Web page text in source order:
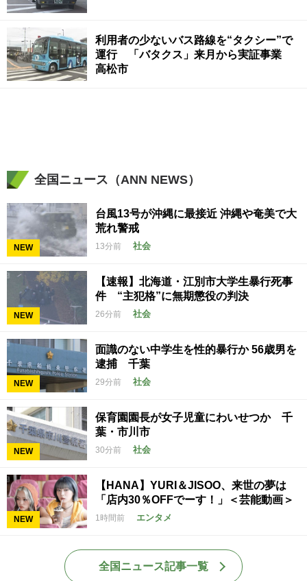
利用者の少ないバス路線を“タクシー”で
運行 「バタクス」来月から実証事業
高松市
全国ニュース（ANN NEWS）
NEW
台風13号が沖縄に最接近 沖縄や奄美で大
荒れ警戒
13分前 社会
NEW
【速報】北海道・江別市大学生暴行死事
件 “主犯格”に無期懲役の判決
26分前 社会
NEW
面識のない中学生を性的暴行か 56歳男を
逮捕 千葉
29分前 社会
NEW
保育園園長が女子児童にわいせつか 千
葉・市川市
30分前 社会
NEW
【HANA】YURI＆JISOO、来世の夢は
「店内30％OFFでーす！」＜芸能動画＞
1時間前 エンタメ
全国ニュース記事一覧